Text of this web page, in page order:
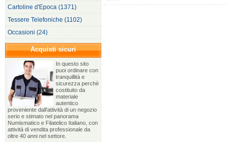
Cartoline d'Epoca (1371)
Tessere Telefoniche (1102)
Occasioni (24)
Acquisti sicuri
In questo sito
puoi ordinare con
tranquillità e
sicurezza perchè
costituito da
materiale
autentico
proveniente dall'attività di un negozio
serio e stimato nel panorama
Numismatico e Filatelico Italiano, con
attività di vendita professionale da
oltre 40 anni nel settore.